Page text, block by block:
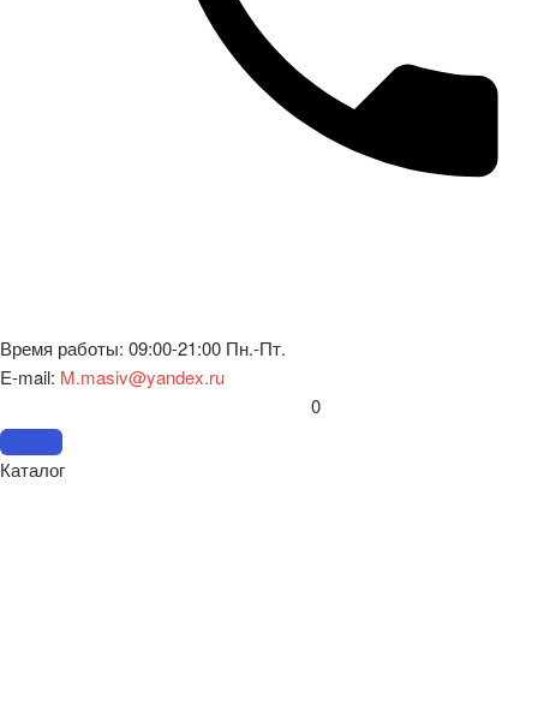
Время работы: 09:00-21:00 Пн.-Пт.
E-mail: M.masiv@yandex.ru
0
Каталог